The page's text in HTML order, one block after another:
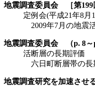
地震調査委員会 ［第199
定例会(平成21年8月
2009年7月の地震
地震調査委員会 （p. 8～
活断層の長期評価
六日町断層帯の長
地震調査研究を加速させ